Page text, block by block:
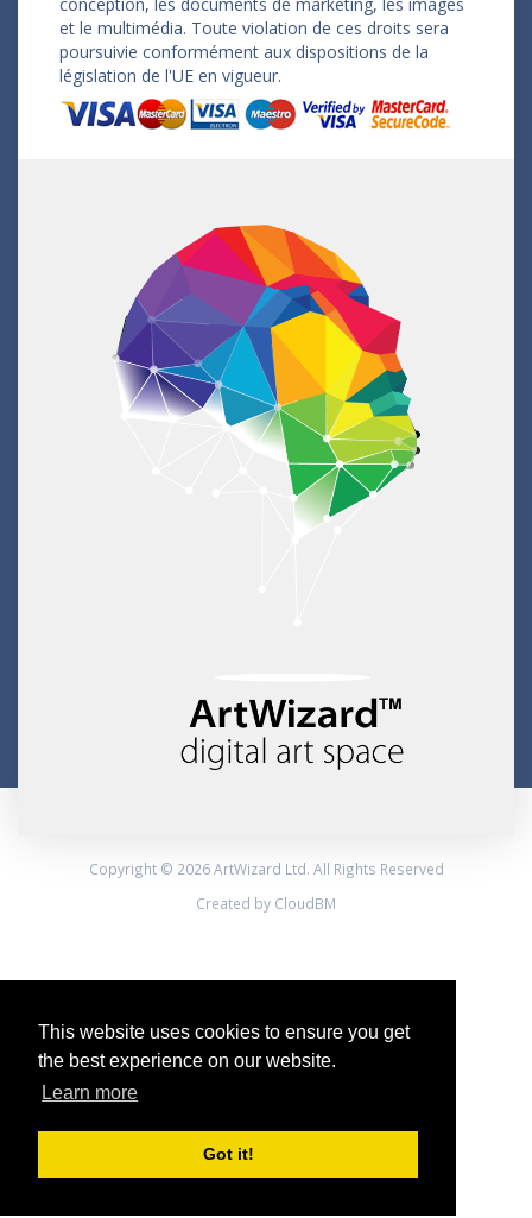
This website uses cookies to ensure you get
the best experience on our website.
Learn more
Got it!
et le multimédia. Toute violation de ces droits sera
poursuivie conformément aux dispositions de la
législation de l'UE en vigueur.
Copyright © 2026 ArtWizard Ltd. All Rights Reserved
Created by CloudBM